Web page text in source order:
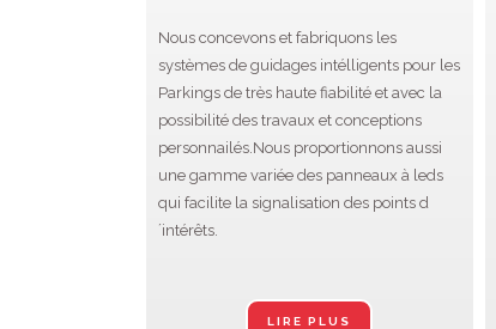
Nous concevons et fabriquons les
systèmes de guidages intélligents pour les
Parkings de très haute fiabilité et avec la
possibilité des travaux et conceptions
personnailés.Nous proportionnons aussi
une gamme variée des panneaux à leds
qui facilite la signalisation des points d
´intérêts.
LIRE PLUS